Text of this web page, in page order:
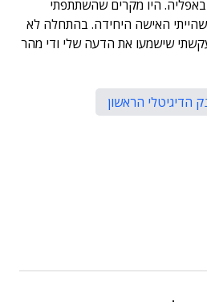
באפליה. היו מקרים שהשתתפתי
האישה היחידה. בהתחלה לא
שישמעו את הדעה שלי ודי מהר
הדיגיטלי הראשון